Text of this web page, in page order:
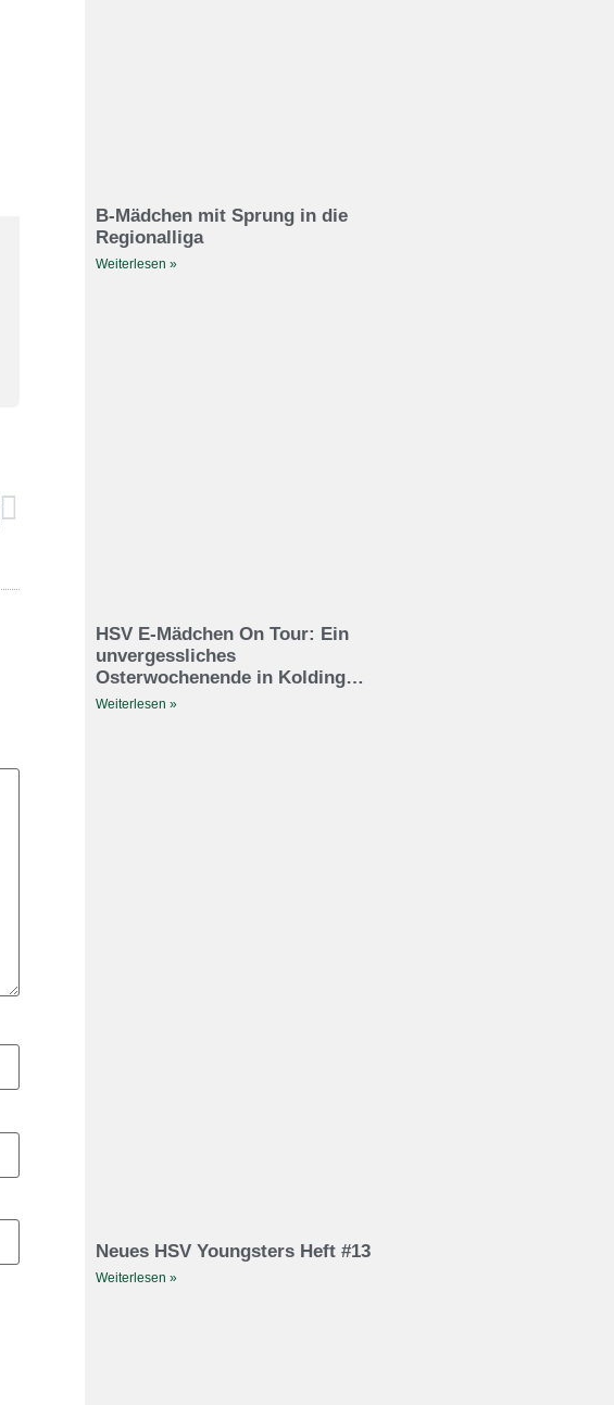
B-Mädchen mit Sprung in die
Regionalliga
Weiterlesen »
HSV E-Mädchen On Tour: Ein
unvergessliches
Osterwochenende in Kolding…
Weiterlesen »
Neues HSV Youngsters Heft #13
Weiterlesen »